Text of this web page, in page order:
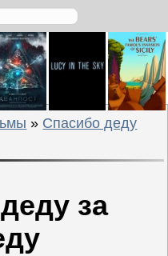
» Спасибо деду
за